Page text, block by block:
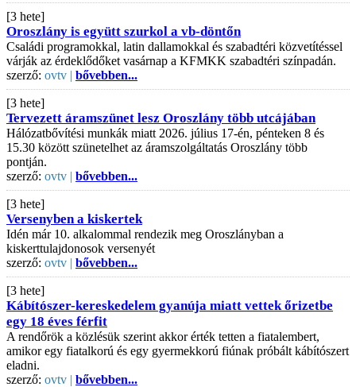
[3 hete]
Oroszlány is együtt szurkol a vb-döntőn
Családi programokkal, latin dallamokkal és szabadtéri közvetítéssel
várják az érdeklődőket vasárnap a KFMKK szabadtéri színpadán.
szerző: ovtv | bővebben...
[3 hete]
Tervezett áramszünet lesz Oroszlány több utcájában
Hálózatbővítési munkák miatt 2026. július 17-én, pénteken 8 és
15.30 között szünetelhet az áramszolgáltatás Oroszlány több
pontján.
szerző: ovtv | bővebben...
[3 hete]
Versenyben a kiskertek
Idén már 10. alkalommal rendezik meg Oroszlányban a
kiskerttulajdonosok versenyét
szerző: ovtv | bővebben...
[3 hete]
Kábítószer-kereskedelem gyanúja miatt vettek őrizetbe
egy 18 éves férfit
A rendőrök a közlésük szerint akkor érték tetten a fiatalembert,
amikor egy fiatalkorú és egy gyermekkorú fiúnak próbált kábítószert
eladni.
szerző: ovtv | bővebben...